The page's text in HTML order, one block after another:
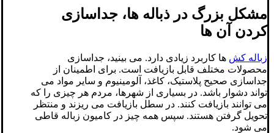
مشکل بزرگ در ذباله ها، جداسازی
کردن آن ها
زباله کش ها کاربرد زیادی دارد. می بینید، جداسازی
محصولات مختلف قابل بازیافت است. برای اطمینان از
جداسازی صحیح پلاستیک، کاغذ، آلومینیوم و سایر مواد می
تواند دشوار باشد. در بسیاری از شهرها، مردم هر چیزی را که
می توانند بازیافت کنند. در سطل بازیافت می ریزند و منتظر
تحویل گرفتن هستند. سپس همه چیز در کامیون زباله قاطی
می شود.